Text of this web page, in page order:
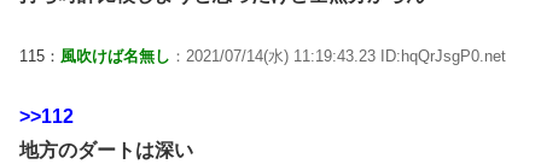
115： 風吹けば名無し ：2021/07/14(水) 11:19:43.23 ID:hqQrJsgP0.net
>>112
地方のダートは深い